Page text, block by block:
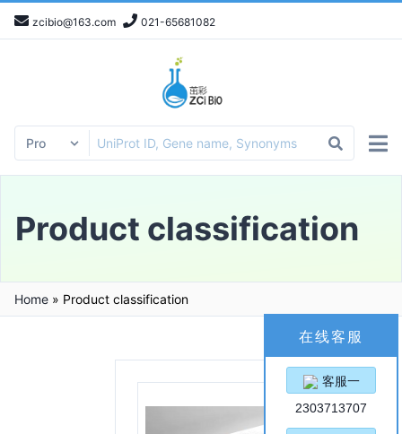
zcibio@163.com 021-65681082
Product classification
Home » Product classification
在线客服
客服一
2303713707